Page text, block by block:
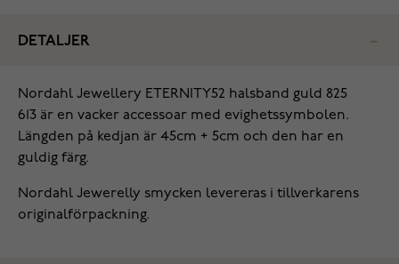
DETALJER
‌Nordahl Jewellery ETERNITY52 halsband guld 825
613‌‌ är en vacker accessoar med evighetssymbolen.
Längden på kedjan är 45cm + 5cm och den har en
guldig färg.
Nordahl Jewerelly smycken levereras i tillverkarens
originalförpackning.